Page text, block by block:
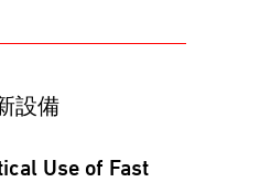
設備
Use of Fast